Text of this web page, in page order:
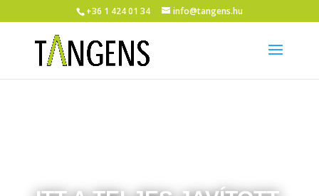
+36 1 424 01 34 info@tangens.hu